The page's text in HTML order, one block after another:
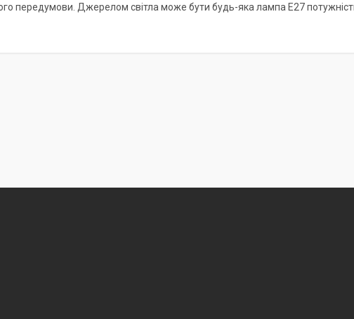
передумови. Джерелом світла може бути будь-яка лампа E27